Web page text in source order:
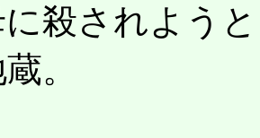
に殺されよう
。